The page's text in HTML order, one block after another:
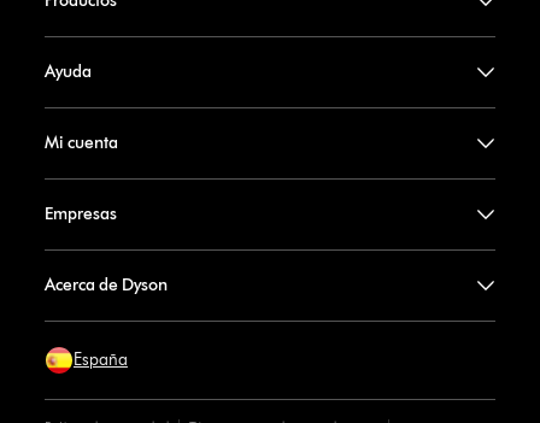
Ayuda
Mi cuenta
Empresas
Acerca de Dyson
España